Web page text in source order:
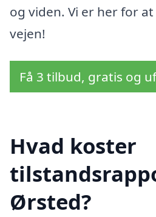
og viden. Vi er her for
vejen!
Få 3 tilbud, gratis og
Hvad koster
Ørsted?